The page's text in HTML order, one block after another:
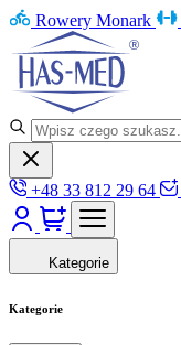
Rowery Monark
+48 33 812 29 64
Kategorie
Kategorie